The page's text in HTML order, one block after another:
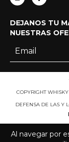
Al navegar por
DEJANOS TU
NUESTRAS
COPYRIGHT
DEFENSA DE LAS Y